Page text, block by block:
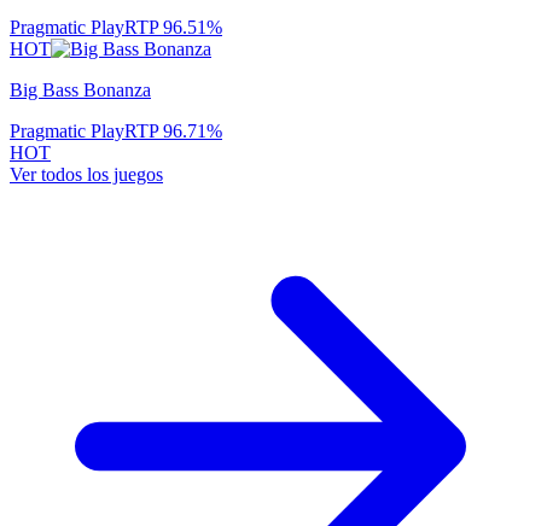
Pragmatic PlayRTP96.51%
HOT
Big Bass Bonanza
Pragmatic PlayRTP96.71%
HOT
Ver todos los juegos